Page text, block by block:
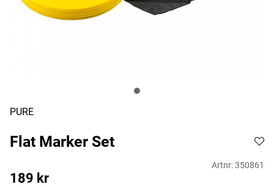
PURE
Flat Marker Set
Artnr:350861
189 kr